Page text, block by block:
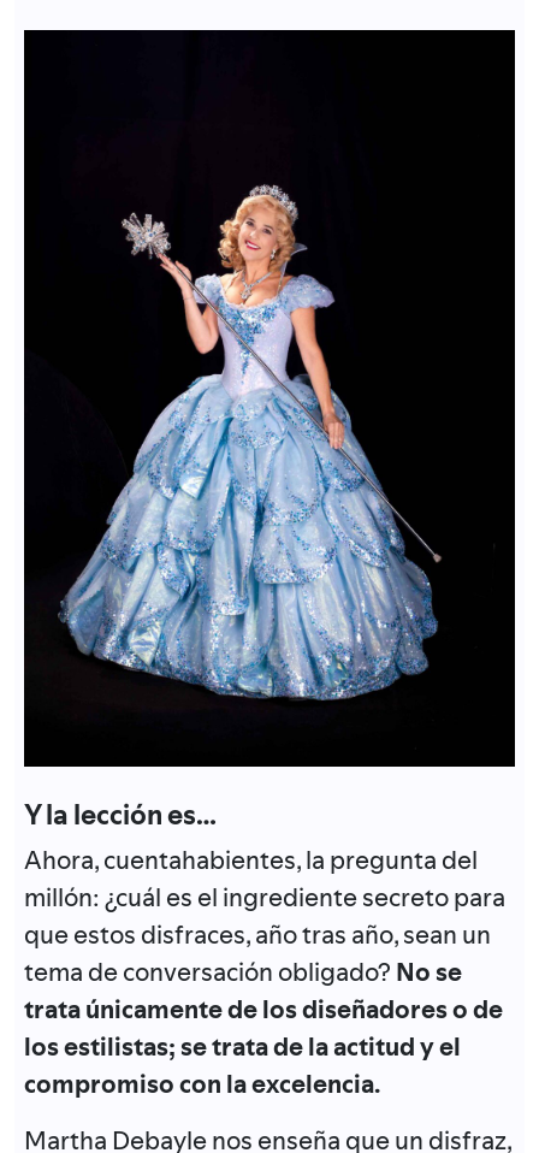
Y la lección es…
Ahora, cuentahabientes, la pregunta del
millón: ¿cuál es el ingrediente secreto para
que estos disfraces, año tras año, sean un
tema de conversación obligado? No se
trata únicamente de los diseñadores o de
los estilistas; se trata de la actitud y el
compromiso con la excelencia.
Martha Debayle nos enseña que un disfraz,